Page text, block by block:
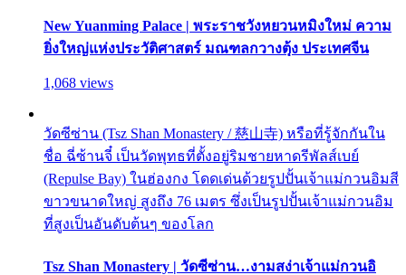
New Yuanming Palace | พระราชวังหยวนหมิงใหม่ ความ
ยิ่งใหญ่แห่งประวัติศาสตร์ มณฑลกวางตุ้ง ประเทศจีน
1,068 views
วัดซีซ่าน (Tsz Shan Monastery / 慈山寺) หรือที่รู้จักกันใน
ชื่อ ฉี่ซ้านจี๋ เป็นวัดพุทธที่ตั้งอยู่ริมชายหาดรีพัลส์เบย์
(Repulse Bay) ในฮ่องกง โดดเด่นด้วยรูปปั้นเจ้าแม่กวนอิมสี
ขาวขนาดใหญ่ สูงถึง 76 เมตร ซึ่งเป็นรูปปั้นเจ้าแม่กวนอิม
ที่สูงเป็นอันดับต้นๆ ของโลก
Tsz Shan Monastery | วัดซีซ่าน…งามสง่าเจ้าแม่กวนอิ